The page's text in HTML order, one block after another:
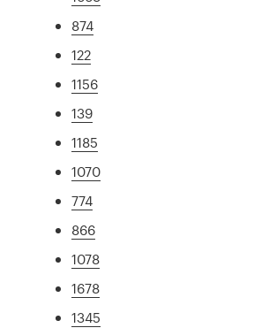
874
122
1156
139
1185
1070
774
866
1078
1678
1345